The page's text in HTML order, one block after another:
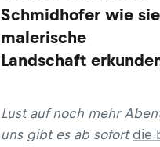
Schmidhofer wie
malerische
Landschaft
Lust auf noch mehr
uns gibt es ab sofort die